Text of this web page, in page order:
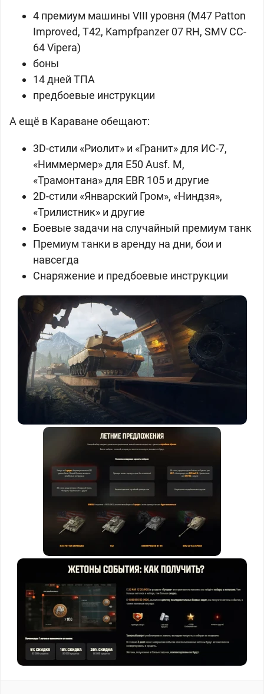
4 премиум машины VIII уровня (M47 Patton
Improved, T42, Kampfpanzer 07 RH, SMV CC-
64 Vipera)
боны
14 дней ТПА
предбоевые инструкции
А ещё в Караване обещают:
3D-стили «Риолит» и «Гранит» для ИС-7,
«Ниммермер» для E50 Ausf. M,
«Трамонтана» для EBR 105 и другие
2D-стили «Январский Гром», «Ниндзя»,
«Трилистник» и другие
Боевые задачи на случайный премиум танк
Премиум танки в аренду на дни, бои и
навсегда
Снаряжение и предбоевые инструкции